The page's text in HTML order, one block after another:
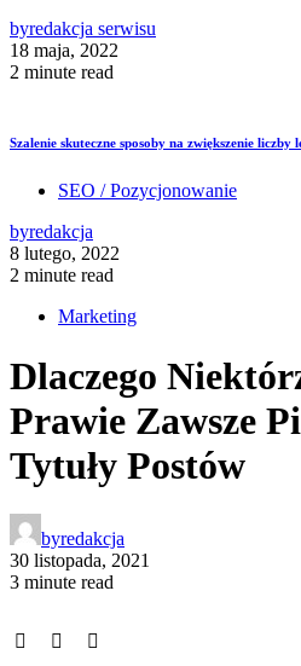
byredakcja serwisu
18 maja, 2022
2 minute read
Szalenie skuteczne sposoby na zwiększenie
SEO / Pozycjonowanie
byredakcja
8 lutego, 2022
2 minute read
Marketing
Dlaczego
Prawie Zawsze
Tytuły Postów
byredakcja
30 listopada, 2021
3 minute read